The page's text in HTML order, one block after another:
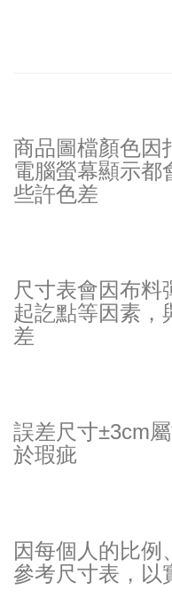
商品圖檔顏色因
電腦螢幕顯示都
些許色差
尺寸表會因布料
起訖點等因素，
差
誤差尺寸±3cm
於瑕疵
因每個人的比例
參考尺寸表，以